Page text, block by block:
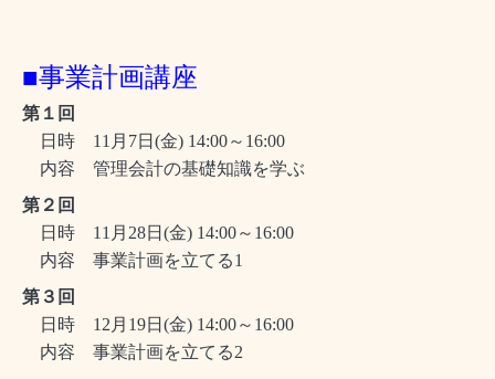
■事業計画講座
第１回
日時 11月7日(金) 14:00～16:00
内容 管理会計の基礎知識を学ぶ
第２回
日時 11月28日(金) 14:00～16:00
内容 事業計画を立てる1
第３回
日時 12月19日(金) 14:00～16:00
内容 事業計画を立てる2